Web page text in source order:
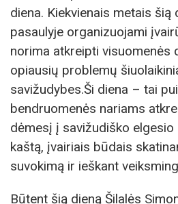
diena. Kiekvienais metais šią
pasaulyje organizuojami
norima atkreipti visuomenės
opiausių problemų
savižudybes.Ši diena – tai
bendruomenės nariams
dėmesį į savižudiško
kaštą, įvairiais būdais
suvokimą ir ieškant
Būtent šią dieną Šilalės